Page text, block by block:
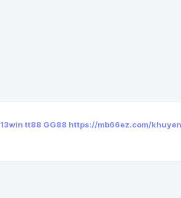
13win tt88 GG88 https://mb66ez.com/